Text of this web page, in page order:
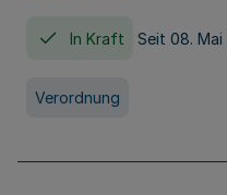
In Kraft Seit 08. Mai
Verordnung